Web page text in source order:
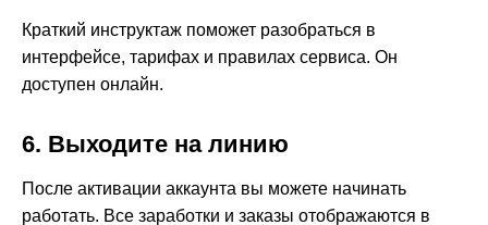
Краткий инструктаж поможет разобраться в
интерфейсе, тарифах и правилах сервиса. Он
доступен онлайн.
6. Выходите на линию
После активации аккаунта вы можете начинать
работать. Все заработки и заказы отображаются в